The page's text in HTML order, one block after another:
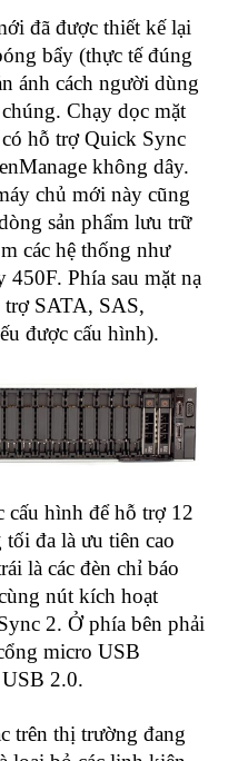
đã được thiết kế lại
bẩy (thực tế đúng
ánh cách người dùng
Chạy dọc mặt
hỗ trợ Quick Sync
không dây.
chủ mới này cũng
sản phẩm lưu trữ
các hệ thống như
Phía sau mặt nạ
trợ SATA, SAS,
được cấu hình).
cấu hình để hỗ trợ 12
đa là ưu tiên cao
là các đèn chỉ báo
nút kích hoạt
2. Ở phía bên phải
micro USB
2.0.
trên thị trường đang